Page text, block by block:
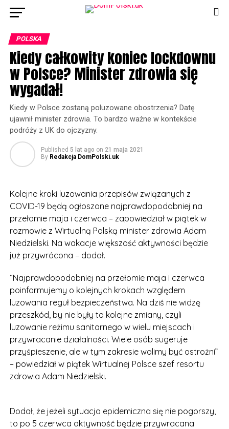
POLSKA
Kiedy całkowity koniec lockdownu
w Polsce? Minister zdrowia się
wygadał!
Kiedy w Polsce zostaną poluzowane obostrzenia? Datę
ujawnił minister zdrowia. To bardzo ważne w kontekście
podróży z UK do ojczyzny.
Published 5 lat ago on 21 maja 2021
By Redakcja DomPolski.uk
Kolejne kroki luzowania przepisów związanych z
COVID-19 będą ogłoszone najprawdopodobniej na
przełomie maja i czerwca – zapowiedział w piątek w
rozmowie z Wirtualną Polską minister zdrowia Adam
Niedzielski. Na wakacje większość aktywności będzie
już przywrócona – dodał.
“Najprawdopodobniej na przełomie maja i czerwca
poinformujemy o kolejnych krokach względem
luzowania reguł bezpieczeństwa. Na dziś nie widzę
przeszkód, by nie były to kolejne zmiany, czyli
luzowanie reżimu sanitarnego w wielu miejscach i
przywracanie działalności. Wiele osób sugeruje
przyśpieszenie, ale w tym zakresie wolimy być ostrożni”
– powiedział w piątek Wirtualnej Polsce szef resortu
zdrowia Adam Niedzielski.
Dodał, że jeżeli sytuacja epidemiczna się nie pogorszy,
to po 5 czerwca aktywność będzie przywracana